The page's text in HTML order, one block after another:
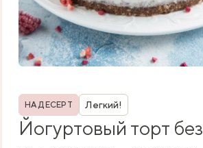
Рубрика
НА ДЕСЕРТ Легкий!
Йогуртовый торт без